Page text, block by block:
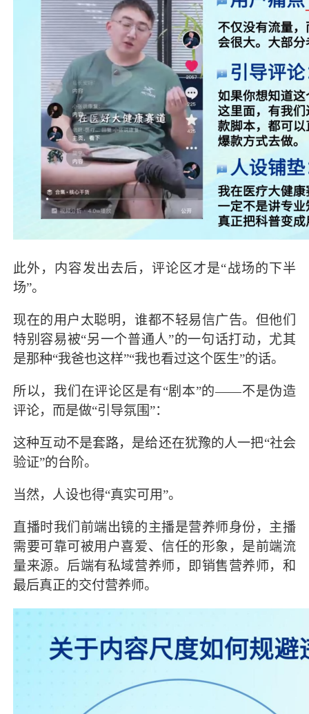
此外，内容发出去后，评论区才是“战场的下半
场”。
现在的用户太聪明，谁都不轻易信广告。但他们
特别容易被“另一个普通人”的一句话打动，尤其
是那种“我爸也这样”“我也看过这个医生”的话。
所以，我们在评论区是有“剧本”的——不是伪造
评论，而是做“引导氛围”：
这种互动不是套路，是给还在犹豫的人一把“社会
验证”的台阶。
当然，人设也得“真实可用”。
直播时我们前端出镜的主播是营养师身份，主播
需要可靠可被用户喜爱、信任的形象，是前端流
量来源。后端有私域营养师，即销售营养师，和
最后真正的交付营养师。